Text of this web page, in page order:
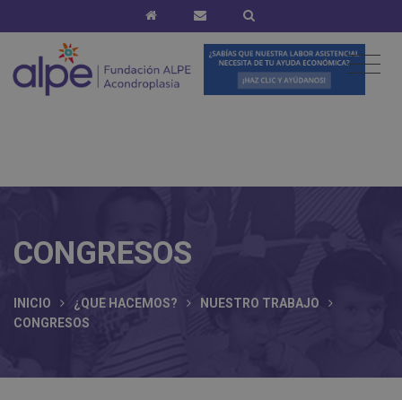
CONGRESOS
INICIO ¿QUE HACEMOS?
NUESTRO TRABAJO
CONGRESOS